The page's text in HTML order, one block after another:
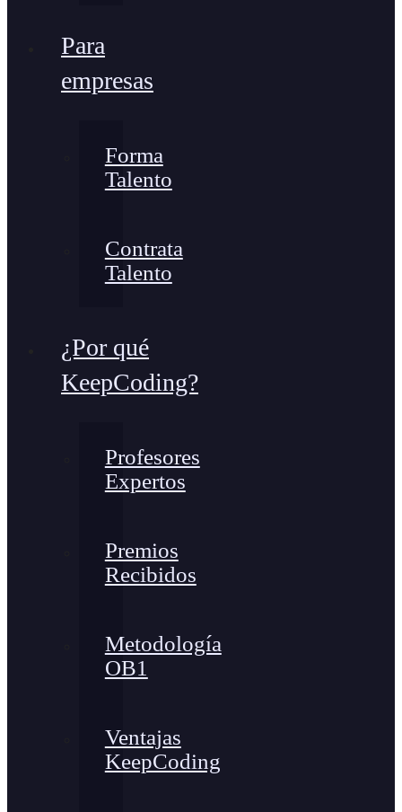
Para
empresas
Forma
Talento
Contrata
Talento
¿Por qué
KeepCoding?
Profesores
Expertos
Premios
Recibidos
Metodología
OB1
Ventajas
KeepCoding